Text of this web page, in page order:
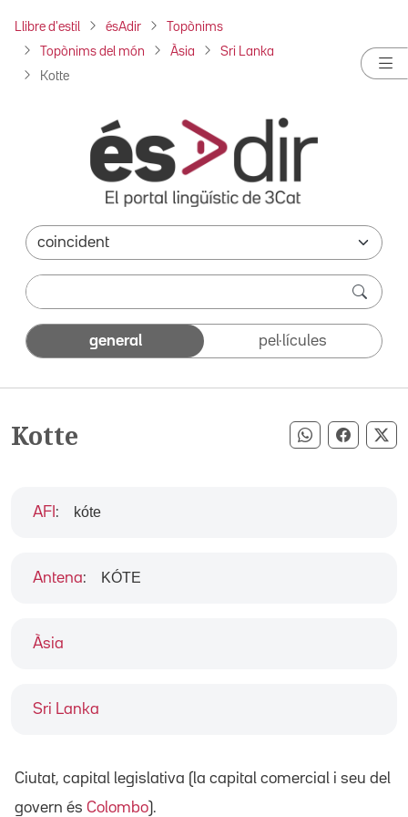
Llibre d'estil ésAdir Topònims
Topònims del món Àsia Sri Lanka
Kotte
general pel·lícules
Kotte Compartir
Àsia
Sri Lanka
AFI : kóte
Antena: KÓTE
Ciutat, capital legislativa (la capital comercial i seu del
govern és Colombo).